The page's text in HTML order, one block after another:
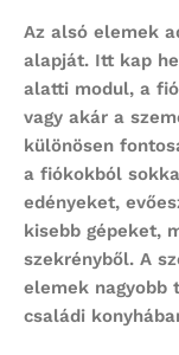
Az alsó elemek
alapját. Itt kap
alatti modul, a
vagy akár a
különösen
a fiókokból
edényeket,
kisebb gépeket,
szekrényből. A
elemek nagyobb
családi